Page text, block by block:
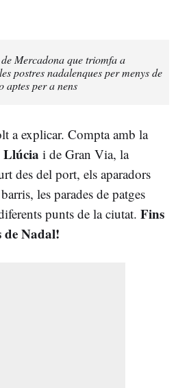
Mercadona que triomfa a
postres nadalenques per menys de
aptes per a nens
a explicar. Compta amb la
Llúcia i de Gran Via, la
des del port, els aparadors
les parades de patges
punts de la ciutat. Fins
de Nadal!